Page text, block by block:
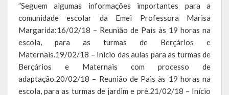
Saúde e Assistência Social
Desenvolvimento, Indústria, Comércio, Turismo, Trânsito e
Serviços Urbanos
Cultura e Turismo
Calendário de Eventos
”Seguem algumas informações importantes para a
comunidade escolar da Emei Professora Marisa
Margarida:16/02/18 – Reunião de Pais às 19 horas na
escola, para as turmas de Berçários e
Maternais.19/02/18 – Início das aulas para as turmas de
Berçários e Maternais com processo de
adaptação.20/02/18 – Reunião de Pais às 19 horas na
escola, para as turmas de jardim e pré.21/02/18 – Início